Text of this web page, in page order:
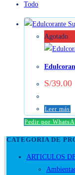
Todo
Agotado
S/39.00
Leer más
Pedir por
CATEGORIA DE
ARTICULOS